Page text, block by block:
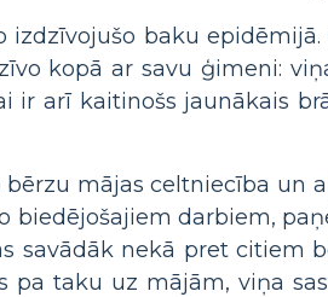
baku
kopā ar savu ģimeni:
arī kaitinošs jaunākais
mājas celtniecība un
darbiem,
savādāk nekā pret citiem
pa taku uz mājām, viņa